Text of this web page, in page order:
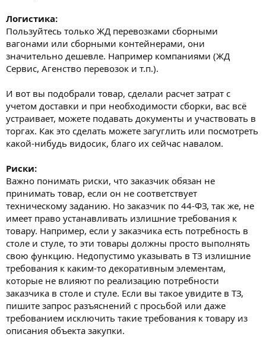
Логистика:
Пользуйтесь только ЖД перевозками сборными
вагонами или сборными контейнерами, они
значительно дешевле. Например компаниями (ЖД
Сервис, Агенство перевозок и т.п.).
И вот вы подобрали товар, сделали расчет затрат с
учетом доставки и при необходимости сборки, вас всё
устраивает, можете подавать документы и участвовать в
торгах. Как это сделать можете загуглить или посмотреть
какой-нибудь видосик, благо их сейчас навалом.
Риски:
Важно понимать риски, что заказчик обязан не
принимать товар, если он не соответствует
техническому заданию. Но заказчик по 44-ФЗ, так же, не
имеет право устанавливать излишние требования к
товару. Например, если у заказчика есть потребность в
столе и стуле, то эти товары должны просто выполнять
свою функцию. Недопустимо указывать в ТЗ излишние
требования к каким-то декоративным элементам,
которые не влияют по реализацию потребности
заказчика в столе и стуле. Если вы такое увидите в ТЗ,
пишите запрос разъяснений с просьбой или даже
требованием исключить такие требования к товару из
описания объекта закупки.